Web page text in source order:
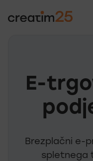
E-
Brezplačni e-
spletnega